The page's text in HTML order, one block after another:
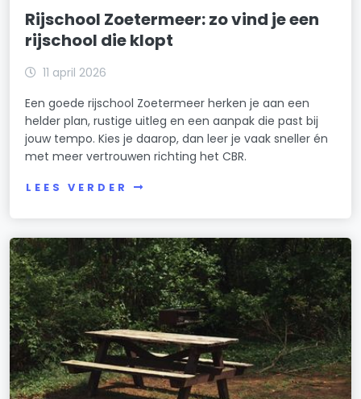
Rijschool Zoetermeer: zo vind je een
rijschool die klopt
11 april 2026
Een goede rijschool Zoetermeer herken je aan een
helder plan, rustige uitleg en een aanpak die past bij
jouw tempo. Kies je daarop, dan leer je vaak sneller én
met meer vertrouwen richting het CBR.
LEES VERDER